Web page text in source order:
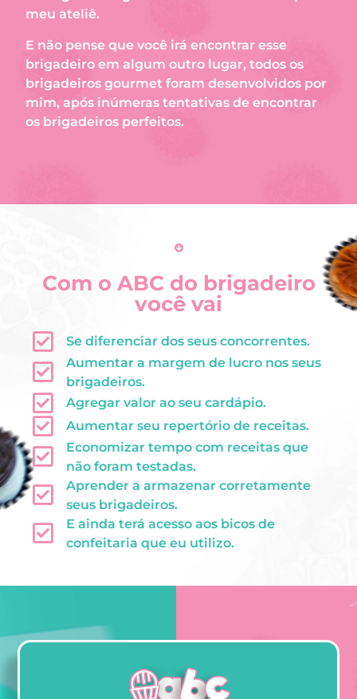
meu ateliê.
E não pense que você irá encontrar esse
brigadeiro em algum outro lugar, todos os
brigadeiros gourmet foram desenvolvidos por
mim, após inúmeras tentativas de encontrar
os brigadeiros perfeitos.
Com o ABC do brigadeiro
você vai
Se diferenciar dos seus concorrentes.
Aumentar a margem de lucro nos seus
brigadeiros.
Agregar valor ao seu cardápio.
Aumentar seu repertório de receitas.
Economizar tempo com receitas que
não foram testadas.
Aprender a armazenar corretamente
seus brigadeiros.
E ainda terá acesso aos bicos de
confeitaria que eu utilizo.